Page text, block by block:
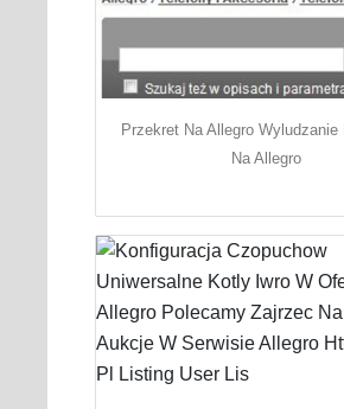
Przekret Na Allegro Wyludzanie
Na Allegro